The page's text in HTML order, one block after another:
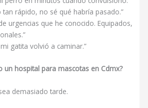
tan rápido, no sé qué habría pasado.”
urgencias que he conocido. Equipados,
gatita volvió a caminar.”
un hospital para mascotas en Cdmx?
demasiado tarde.